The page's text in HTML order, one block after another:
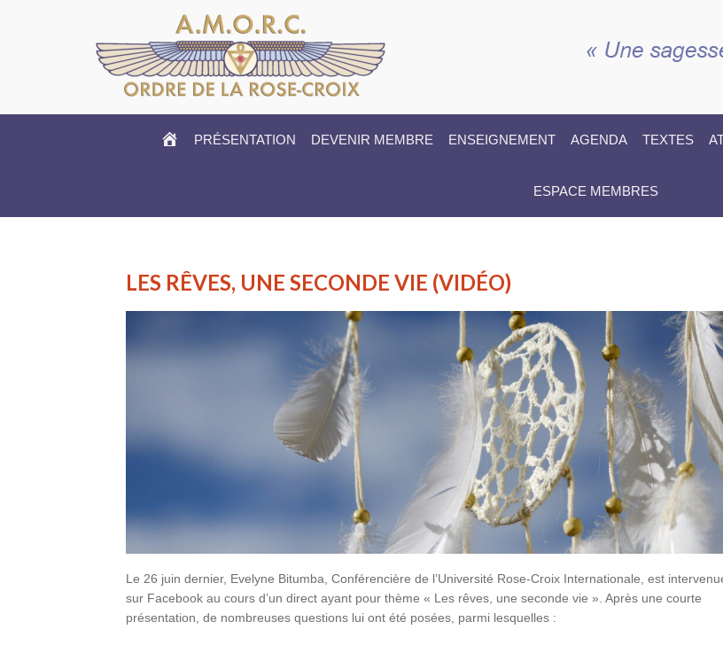
HOME
PRÉSENTATION DEVENIR MEMBRE ENSEIGNEMENT AGENDA TEXTES
ESPACE MEMBRES
LES RÊVES, UNE SECONDE VIE (VIDÉO)
Le 26 juin dernier, Evelyne Bitumba, Conférencière de l’Université Rose-Croix Internationale, est
sur Facebook au cours d’un direct ayant pour thème « Les rêves, une seconde vie ». Après une courte
présentation, de nombreuses questions lui ont été posées, parmi lesquelles :